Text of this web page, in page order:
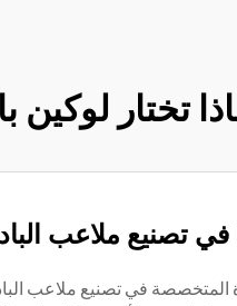
تختار لوكين
في تصنيع ملاعب
في تصنيع ملاعب